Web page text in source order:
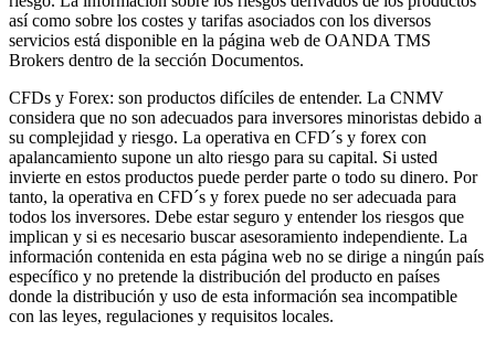
así como sobre los costes y tarifas asociados con los diversos
servicios está disponible en la página web de OANDA TMS
Brokers dentro de la sección Documentos.
CFDs y Forex: son productos difíciles de entender. La CNMV
considera que no son adecuados para inversores minoristas debido a
su complejidad y riesgo. La operativa en CFD´s y forex con
apalancamiento supone un alto riesgo para su capital. Si usted
invierte en estos productos puede perder parte o todo su dinero. Por
tanto, la operativa en CFD´s y forex puede no ser adecuada para
todos los inversores. Debe estar seguro y entender los riesgos que
implican y si es necesario buscar asesoramiento independiente. La
información contenida en esta página web no se dirige a ningún país
específico y no pretende la distribución del producto en países
donde la distribución y uso de esta información sea incompatible
con las leyes, regulaciones y requisitos locales.